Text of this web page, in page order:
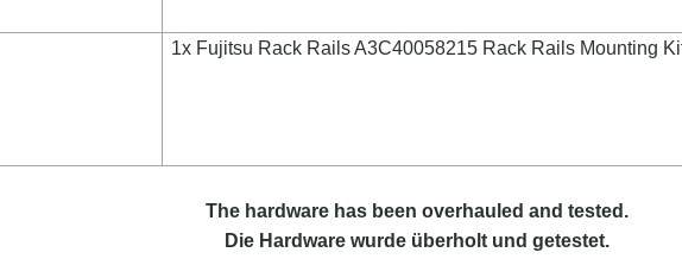
1x Fujitsu Rack Rails A3C40058215 Rack Rails Mounting
The hardware has been overhauled and tested.
Die Hardware wurde überholt und getestet.